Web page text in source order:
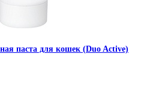
паста для кошек (Duo Active)